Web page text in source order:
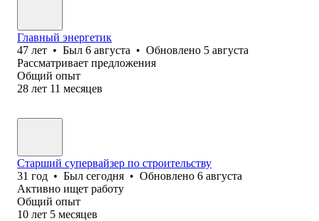
Главный энергетик
47 лет • Был 6 августа • Обновлено 5 августа
Рассматривает предложения
Общий опыт
28 лет 11 месяцев
Старший супервайзер по строительству
31 год • Был сегодня • Обновлено 6 августа
Активно ищет работу
Общий опыт
10 лет 5 месяцев